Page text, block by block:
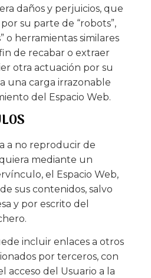
daños y perjuicios, que
su parte de “robots”,
o herramientas similares
de recabar o extraer
otra actuación por su
una carga irrazonable
del Espacio Web.
a no reproducir de
mediante un
el Espacio Web,
sus contenidos, salvo
y por escrito del
incluir enlaces a otros
por terceros, con
acceso del Usuario a la